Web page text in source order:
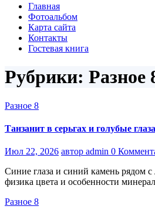
Главная
Фотоальбом
Карта сайта
Контакты
Гостевая книга
Рубрики: Разное
Разное 8
Танзанит в серьгах и голубые
Июл 22, 2026 автор admin 0
Синие глаза и синий камень рядом
физика цвета и особенности
Разное 8